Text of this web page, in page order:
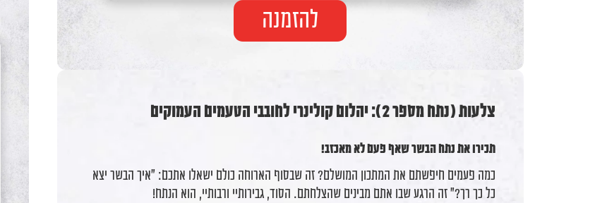
להזמנה
צלעות (נתח מספר 2): יהלום קולינרי לחובבי הטעמים העמוקים
תכירו את נתח הבשר שאף פעם לא מאכזב!
כמה פעמים חיפשתם את המתכון המושלם? זה שבסוף הארוחה כולם ישאלו אתכם: "איך הבשר יצא
כל כך רך?" זה הרגע שבו אתם מבינים שהצלחתם. הסוד, גבירותיי ורבותיי, הוא הנתח!